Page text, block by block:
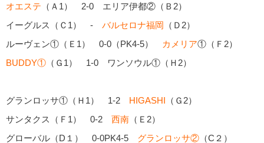
オエステ （Ａ1） 2-0 エリア伊都②（Ｂ2）
イーグルス（Ｃ1） - バルセロナ福岡 （Ｄ2）
ルーヴェン①（Ｅ1） 0-0（PK4-5）
カメリア①（Ｆ2）
BUDDY① （Ｇ1） 1-0 ワンソウル①（Ｈ2）
グランロッサ①（Ｈ1） 1-2 HIGASHI （Ｇ2）
サンタクス（Ｆ1） 0-2 西南 （Ｅ2）
グローバル（D１） 0-0PK4-5 グランロッサ② （C２）